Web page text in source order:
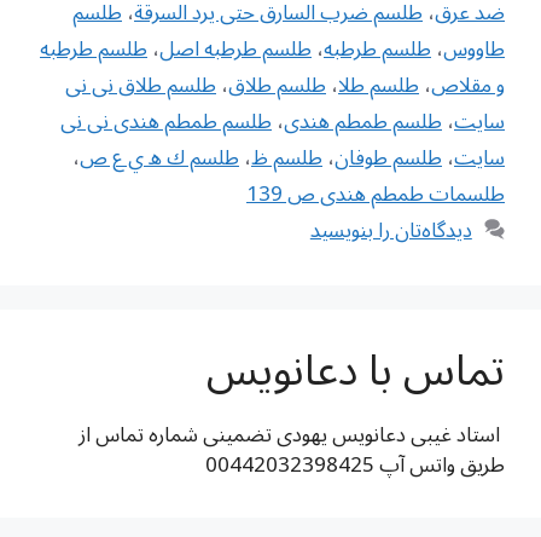
ضد عرق،طلسم ضرب السارق حتى يرد السرقة،طلسم
طاووس،طلسم طرطبه،طلسم طرطبه اصل،طلسم طرطبه
و مقلاص،طلسم طلا،طلسم طلاق،طلسم طلاق نی نی
سایت،طلسم طمطم هندی،طلسم طمطم هندی نی نی
سایت،طلسم طوفان،طلسم ظ،طلسم ك ه ي ع ص،
طلسمات طمطم هندی ص 139
دیدگاه‌تان را بنویسید
تماس با دعانویس
استاد غیبی دعانویس یهودی تضمینی شماره تماس از
طریق واتس آپ 00442032398425